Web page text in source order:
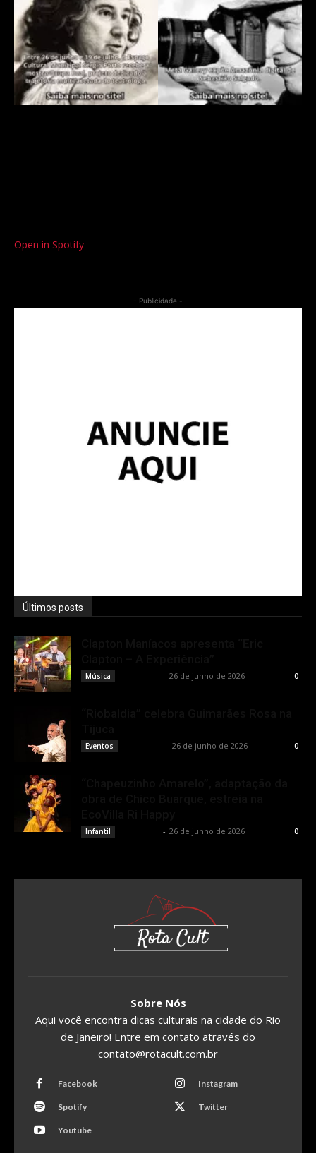
Open in Spotify
- Publicidade -
Últimos posts
Música - 26 de junho de 2026 0
Eventos - 26 de junho de 2026 0
Infantil - 26 de junho de 2026 0
Sobre Nós
Aqui você encontra dicas culturais na cidade do Rio
de Janeiro! Entre em contato através do
contato@rotacult.com.br
Facebook Instagram
Spotify Twitter
Youtube